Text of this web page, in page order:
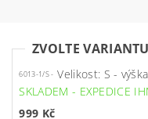
ZVOLTE VARIANTU
6013-1/S - Velikost: S -
SKLADEM - EXPEDICE
999 Kč